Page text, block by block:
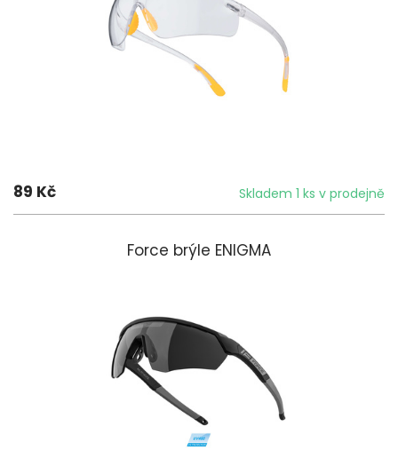
89 Kč Skladem 1 ks v prodejně
Force brýle ENIGMA